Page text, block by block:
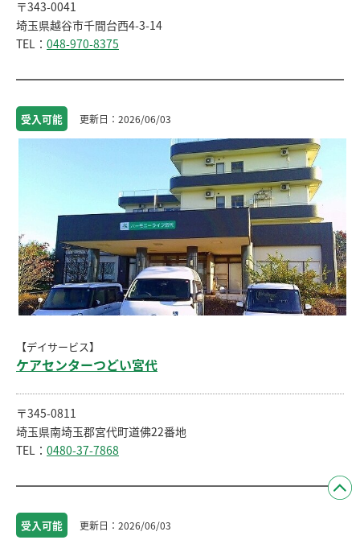
〒343-0041
埼玉県越谷市千間台西4-3-14
TEL： 048-970-8375
受入可能 2026/06/03
【デイサービス】
ケアセンターつどい宮代
〒345-0811
埼玉県南埼玉郡宮代町道佛22番地
TEL： 0480-37-7868
受入可能 2026/06/03